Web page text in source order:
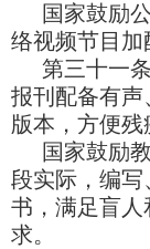
国家鼓励
络视频节目加
第三十一
报刊配备有
版本，方便残
国家鼓励
段实际，编写
书，满足盲
求。